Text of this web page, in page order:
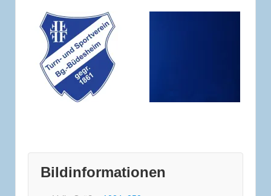
Bildinformationen